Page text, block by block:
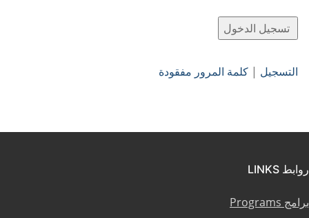
التسجيل | كلمة المرور مفقودة
روابط LINKS
برامج Programs